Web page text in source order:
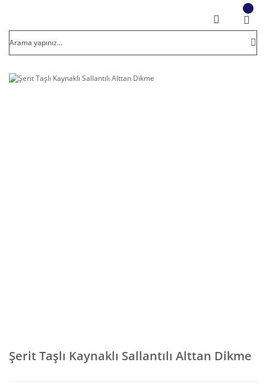
Şerit Taşlı Kaynaklı Sallantılı Alttan Dikme